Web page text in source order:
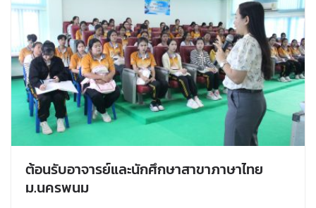
ต้อนรับอาจารย์และนักศึกษาสาขาภาษาไทย
ม.นครพนม